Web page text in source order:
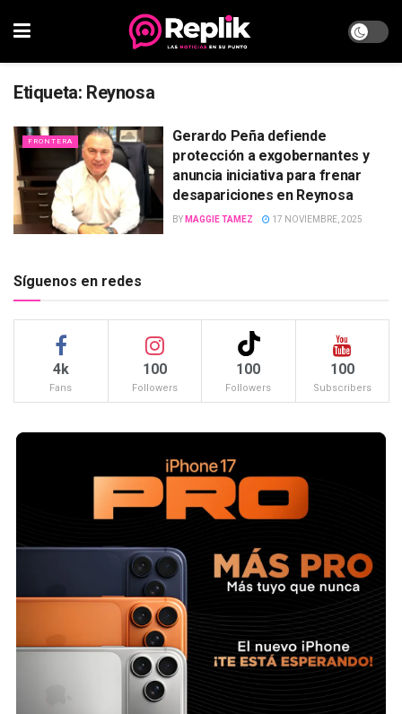
Etiqueta: Reynosa
FRONTERA
Gerardo Peña defiende
protección a exgobernantes y
anuncia iniciativa para frenar
desapariciones en Reynosa
BY MAGGIE TAMEZ 17 NOVIEMBRE, 2025
Síguenos en redes
4k
Fans
100
Followers
100
Followers
100
Subscribers